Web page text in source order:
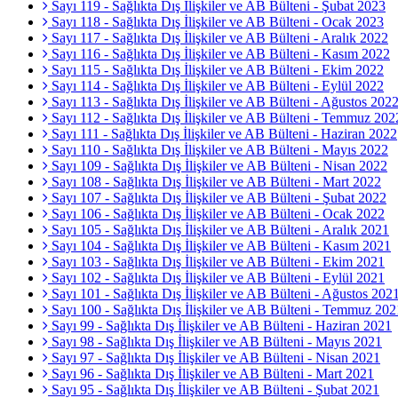
Sayı 119 - Sağlıkta Dış İlişkiler ve AB Bülteni - Şubat 2023
Sayı 118 - Sağlıkta Dış İlişkiler ve AB Bülteni - Ocak 2023
Sayı 117 - Sağlıkta Dış İlişkiler ve AB Bülteni - Aralık 2022
Sayı 116 - Sağlıkta Dış İlişkiler ve AB Bülteni - Kasım 2022
Sayı 115 - Sağlıkta Dış İlişkiler ve AB Bülteni - Ekim 2022
Sayı 114 - Sağlıkta Dış İlişkiler ve AB Bülteni - Eylül 2022
Sayı 113 - Sağlıkta Dış İlişkiler ve AB Bülteni - Ağustos 2022
Sayı 112 - Sağlıkta Dış İlişkiler ve AB Bülteni - Temmuz
Sayı 111 - Sağlıkta Dış İlişkiler ve AB Bülteni - Haziran 2022
Sayı 110 - Sağlıkta Dış İlişkiler ve AB Bülteni - Mayıs 2022
Sayı 109 - Sağlıkta Dış İlişkiler ve AB Bülteni - Nisan 2022
Sayı 108 - Sağlıkta Dış İlişkiler ve AB Bülteni - Mart 2022
Sayı 107 - Sağlıkta Dış İlişkiler ve AB Bülteni - Şubat 2022
Sayı 106 - Sağlıkta Dış İlişkiler ve AB Bülteni - Ocak 2022
Sayı 105 - Sağlıkta Dış İlişkiler ve AB Bülteni - Aralık 2021
Sayı 104 - Sağlıkta Dış İlişkiler ve AB Bülteni - Kasım 2021
Sayı 103 - Sağlıkta Dış İlişkiler ve AB Bülteni - Ekim 2021
Sayı 102 - Sağlıkta Dış İlişkiler ve AB Bülteni - Eylül 2021
Sayı 101 - Sağlıkta Dış İlişkiler ve AB Bülteni - Ağustos 2021
Sayı 100 - Sağlıkta Dış İlişkiler ve AB Bülteni - Temmuz
Sayı 99 - Sağlıkta Dış İlişkiler ve AB Bülteni - Haziran 2021
Sayı 98 - Sağlıkta Dış İlişkiler ve AB Bülteni - Mayıs 2021
Sayı 97 - Sağlıkta Dış İlişkiler ve AB Bülteni - Nisan 2021
Sayı 96 - Sağlıkta Dış İlişkiler ve AB Bülteni - Mart 2021
Sayı 95 - Sağlıkta Dış İlişkiler ve AB Bülteni - Şubat 2021